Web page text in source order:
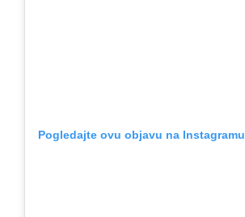
Pogledajte ovu objavu na Instagramu